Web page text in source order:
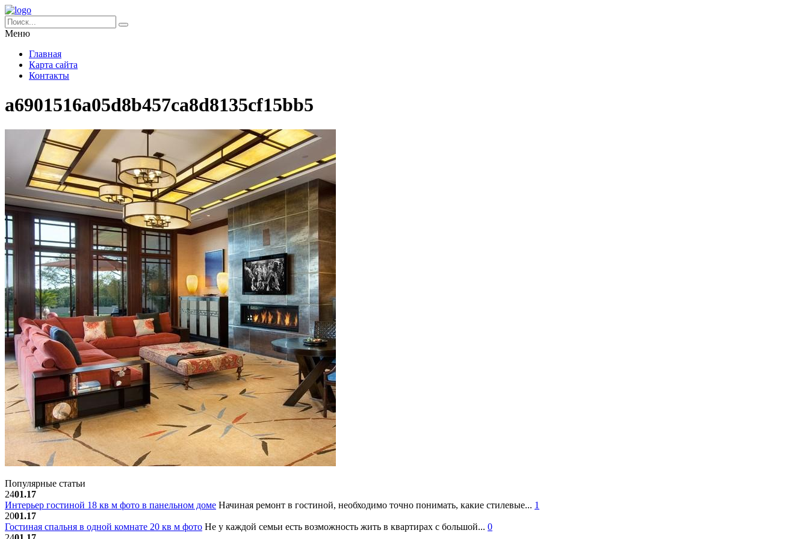
Меню
Главная
Карта сайта
Контакты
a6901516a05d8b457ca8d8135cf15bb5
Популярные статьи
2401.17
Интерьер гостиной 18 кв м фото в панельном доме Начиная ремонт в гостиной, необходимо точно понимать, какие стилевые... 1
2001.17
Гостиная спальня в одной комнате 20 кв м фото Не у каждой семьи есть возможность жить в квартирах с большой... 0